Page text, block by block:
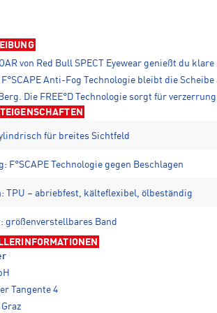
von Red Bull SPECT Eyewear genießt du
F°SCAPE Anti-Fog Technologie bleibt die
Die FREE°D Technologie sorgt für
für breites Sichtfeld
F°SCAPE Technologie gegen Beschlagen
TPU – abriebfest, kälteflexibel, ölbeständig
größenverstellbares Band
Tangente 4